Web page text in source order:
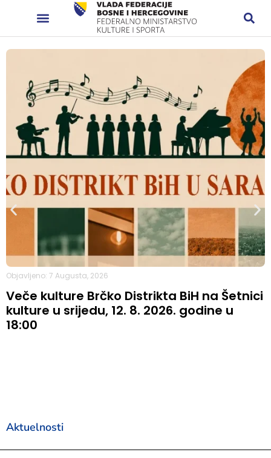
Objavljeno: 7 Augusta, 2026
Veče kulture Brčko Distrikta BiH na Šetnici
kulture u srijedu, 12. 8. 2026. godine u
18:00
Aktuelnosti